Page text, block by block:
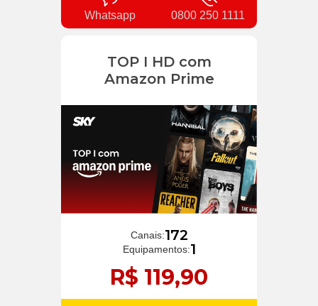
Whatsapp 0800 250 1111
TOP I HD com
Amazon Prime
Canais:172
Equipamentos:1
R$ 119,90